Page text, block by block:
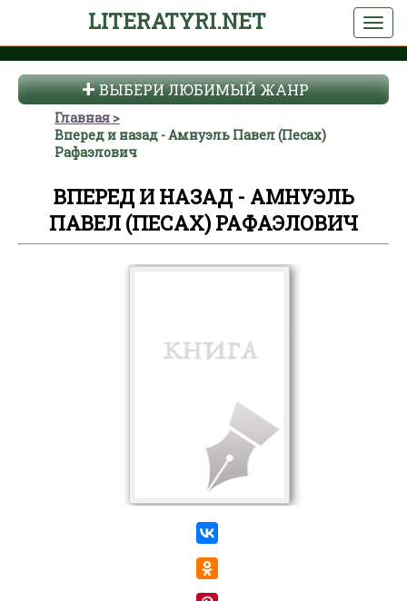
LITERATYRI.NET
ВЫБЕРИ ЛЮБИМЫЙ ЖАНР
Главная
Вперед и назад - Амнуэль Павел (Песах)
Рафаэлович
ВПЕРЕД И НАЗАД - АМНУЭЛЬ
ПАВЕЛ (ПЕСАХ) РАФАЭЛОВИЧ